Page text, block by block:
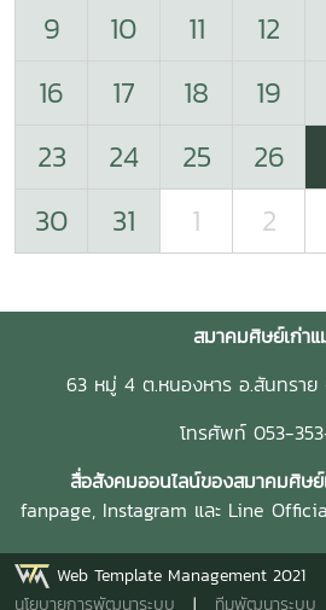
9
10 11 12
16
17 18 19
23
24 25 26
30
31 1 2
สมาคมศิษย์เก่าแ
63 หมู่ 4 ต.หนองหาร อ.สันทราย
โทรศัพท์ 053-
สื่อสังคมออนไลน์ของสมาคมศิษย์
fanpage,Instagram และ Line
Web Template Management 2021
นโยบายการพัฒนาระบบ | ทีมพัฒนาระบบ